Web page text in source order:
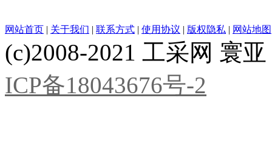
网站首页 | 关于我们 | 联系方式 | 使用协议 | 版权隐私 | 网站地图
(c)2008-2021 工采网 寰
ICP备18043676号-2